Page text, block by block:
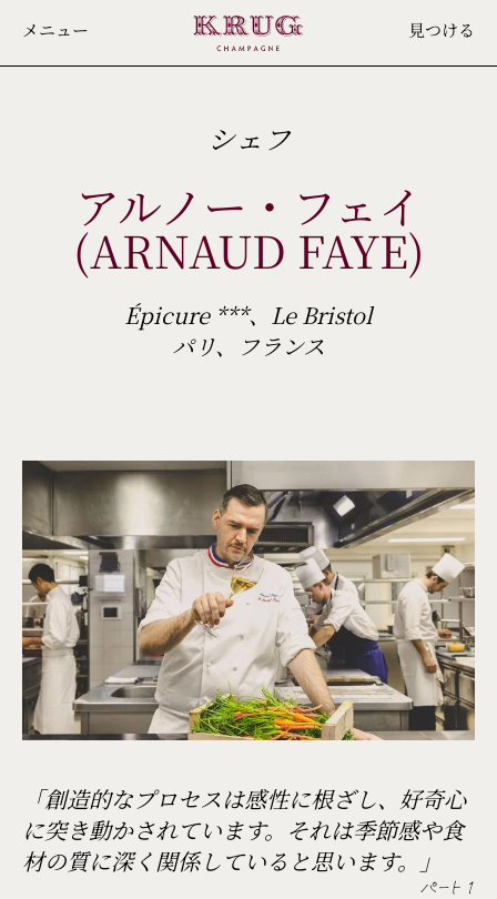
メニュー 見つける
シェフ
アルノー・フェイ
(ARNAUD FAYE)
Épicure ***、Le Bristol
パリ、フランス
「創造的なプロセスは感性に根ざし、好奇心
に突き動かされています。それは季節感や食
材の質に深く関係していると思います。」パート 1